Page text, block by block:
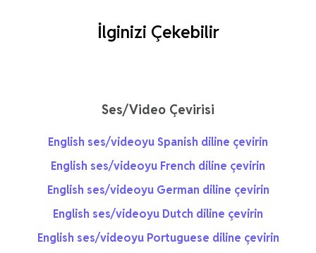
İlginizi Çekebilir
Ses/Video Çevirisi
English ses/videoyu Spanish diline çevirin
English ses/videoyu French diline çevirin
English ses/videoyu German diline çevirin
English ses/videoyu Dutch diline çevirin
English ses/videoyu Portuguese diline çevirin